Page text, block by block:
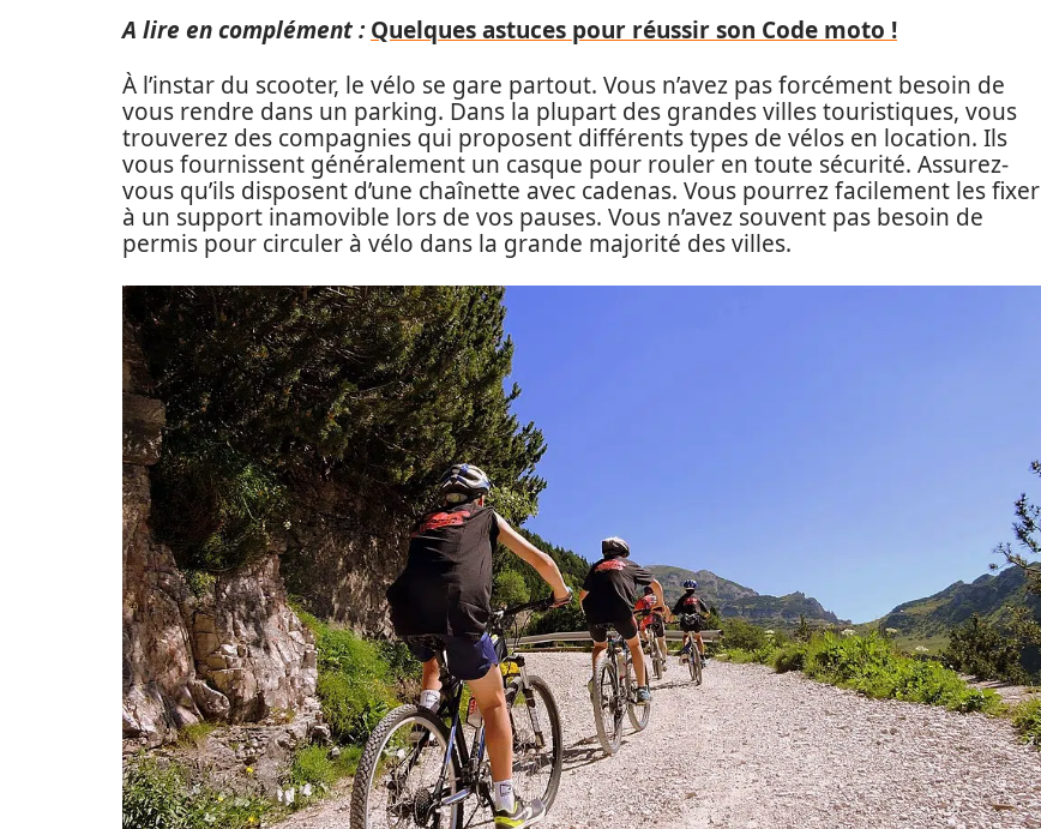
A lire en complément : Quelques astuces pour réussir son Code moto !
À l’instar du scooter, le vélo se gare partout. Vous n’avez pas forcément besoin de
vous rendre dans un parking. Dans la plupart des grandes villes touristiques, vous
trouverez des compagnies qui proposent différents types de vélos en location. Ils
vous fournissent généralement un casque pour rouler en toute sécurité. Assurez-
vous qu’ils disposent d’une chaînette avec cadenas. Vous pourrez facilement les fixer
à un support inamovible lors de vos pauses. Vous n’avez souvent pas besoin de
permis pour circuler à vélo dans la grande majorité des villes.